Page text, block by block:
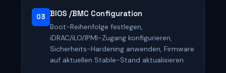
03 BIOS /BMC Configuration
Boot-Reihenfolge festlegen,
iDRAC/iLO/IPMI-Zugang konfigurieren,
Sicherheits-Hardening anwenden, Firmware
auf aktuellen Stable-Stand aktualisieren.